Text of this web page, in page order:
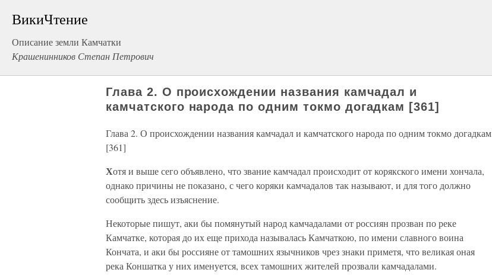
ВикиЧтение
Описание земли Камчатки
Крашенинников Степан Петрович
Глава 2. О происхождении названия камчадал и
камчатского народа по одним токмо догадкам [361]
Глава 2. О происхождении названия камчадал и камчатского народа по одним токмо догадкам
[361]
Хотя и выше сего объявлено, что звание камчадал происходит от корякского имени хончала,
однако причины не показано, с чего коряки камчадалов так называют, и для того должно
сообщить здесь изъяснение.
Некоторые пишут, аки бы помянутый народ камчадалами от россиян прозван по реке
Камчатке, которая до их еще прихода называлась Камчаткою, по имени славного воина
Кончата, и аки бы россияне от тамошних язычников чрез знаки приметя, что великая оная
река Коншатка у них именуется, всех тамошних жителей прозвали камчадалами.